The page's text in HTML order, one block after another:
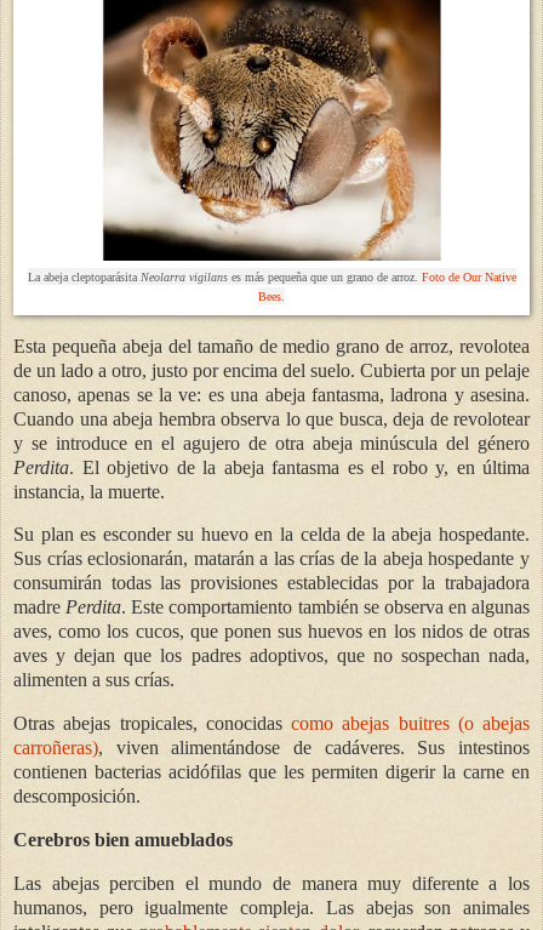
La abeja cleptoparásitaNeolarra vigilans es más pequeña que un grano de arroz. Foto de Our Native
Bees.
Esta pequeña abeja del tamaño de medio grano de arroz, revolotea
de un lado a otro, justo por encima del suelo. Cubierta por un pelaje
canoso, apenas se la ve: es una abeja fantasma, ladrona y asesina.
Cuando una abeja hembra observa lo que busca, deja de revolotear
y se introduce en el agujero de otra abeja minúscula del género
Perdita. El objetivo de la abeja fantasma es el robo y, en última
instancia, la muerte.
Su plan es esconder su huevo en la celda de la abeja hospedante.
Sus crías eclosionarán, matarán a las crías de la abeja hospedante y
consumirán todas las provisiones establecidas por la trabajadora
madre Perdita. Este comportamiento también se observa en algunas
aves, como los cucos, que ponen sus huevos en los nidos de otras
aves y dejan que los padres adoptivos, que no sospechan nada,
alimenten a sus crías.
Otras abejas tropicales, conocidas como abejas buitres (o abejas
carroñeras), viven alimentándose de cadáveres. Sus intestinos
contienen bacterias acidófilas que les permiten digerir la carne en
descomposición.
Cerebros bien amueblados
Las abejas perciben el mundo de manera muy diferente a los
humanos, pero igualmente compleja. Las abejas son animales